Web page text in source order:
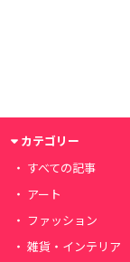
カテゴリー
すべての記事
アート
ファッション
雑貨・インテリア